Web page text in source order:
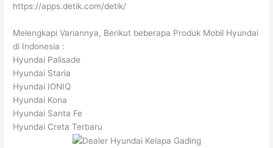
https://apps.detik.com/detik/
Melengkapi Variannya, Berikut beberapa Produk Mobil Hyundai
di Indonesia :
Hyundai Palisade
Hyundai Staria
Hyundai IONIQ
Hyundai Kona
Hyundai Santa Fe
Hyundai Creta Terbaru